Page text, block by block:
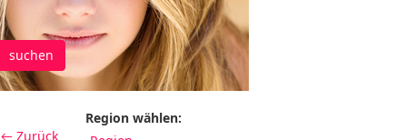
suchen
← Zurück
Region wählen: